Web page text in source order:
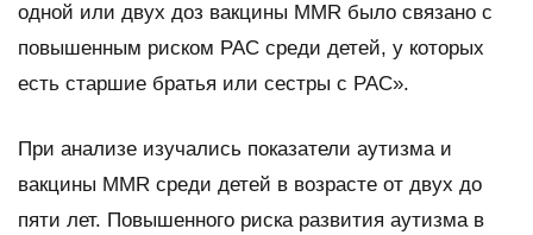
одной или двух доз вакцины MMR было связано с
повышенным риском РАС среди детей, у которых
есть старшие братья или сестры с РАС».
При анализе изучались показатели аутизма и
вакцины MMR среди детей в возрасте от двух до
пяти лет. Повышенного риска развития аутизма в